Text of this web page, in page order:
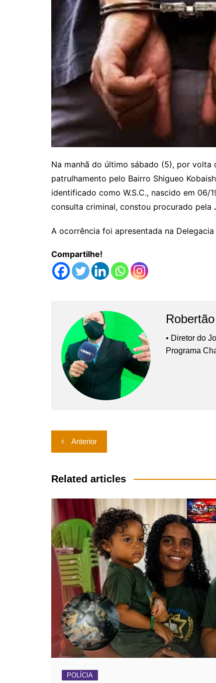
Na manhã do último sábado (5), por
patrulhamento pelo Bairro Shigueo
identificado como W.S.C., nascido em
consulta criminal, constou procurado
A ocorrência foi apresentada na
Compartilhe!
• Diretor do
Programa
Navegação
de
Post
Anterior
Related articles
POLÍCIA